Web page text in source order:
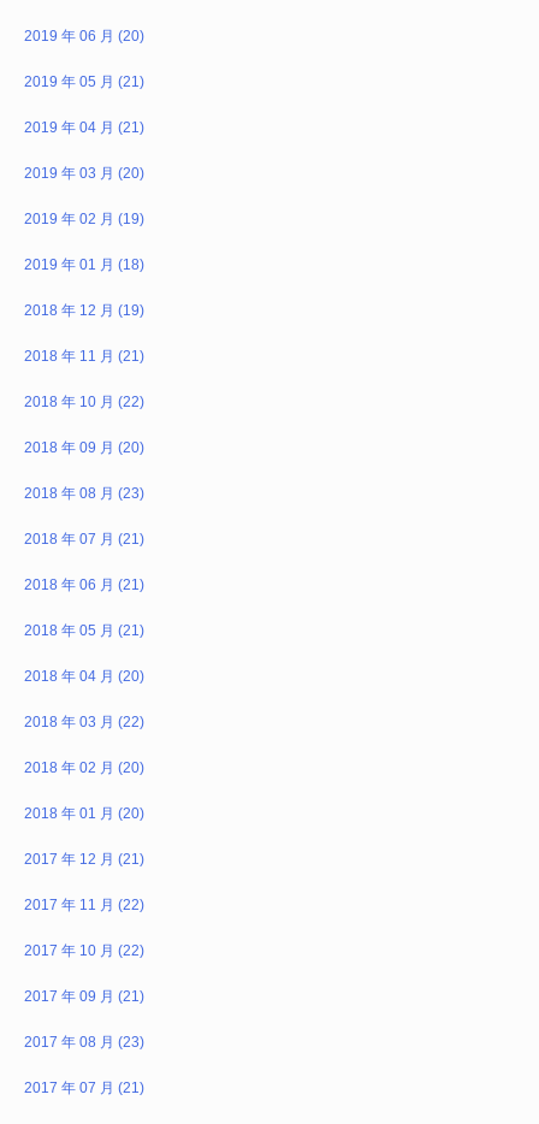
2019 年 06 月 (20)
2019 年 05 月 (21)
2019 年 04 月 (21)
2019 年 03 月 (20)
2019 年 02 月 (19)
2019 年 01 月 (18)
2018 年 12 月 (19)
2018 年 11 月 (21)
2018 年 10 月 (22)
2018 年 09 月 (20)
2018 年 08 月 (23)
2018 年 07 月 (21)
2018 年 06 月 (21)
2018 年 05 月 (21)
2018 年 04 月 (20)
2018 年 03 月 (22)
2018 年 02 月 (20)
2018 年 01 月 (20)
2017 年 12 月 (21)
2017 年 11 月 (22)
2017 年 10 月 (22)
2017 年 09 月 (21)
2017 年 08 月 (23)
2017 年 07 月 (21)